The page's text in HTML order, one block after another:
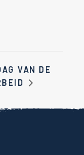
VAN DE